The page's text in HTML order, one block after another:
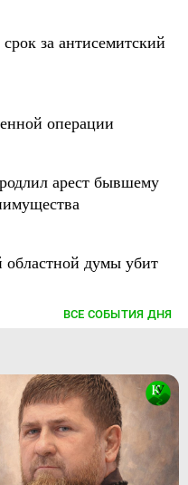
за антисемитский
операции
арест бывшему
областной думы убит
ВСЕ СОБЫТИЯ ДНЯ